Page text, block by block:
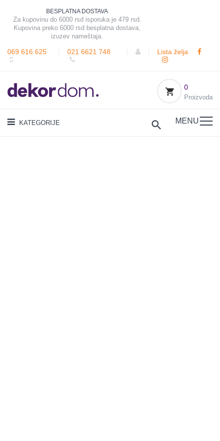
BESPLATNA DOSTAVA
Za kupovinu do 6000 rsd isporuka je 479 rsd.
Kupovina preko 6000 rsd besplatna dostava,
izuzev nameštaja.
069 616 625 021 6621 748 Lista želja
0
Proizvoda
KATEGORIJE MENU